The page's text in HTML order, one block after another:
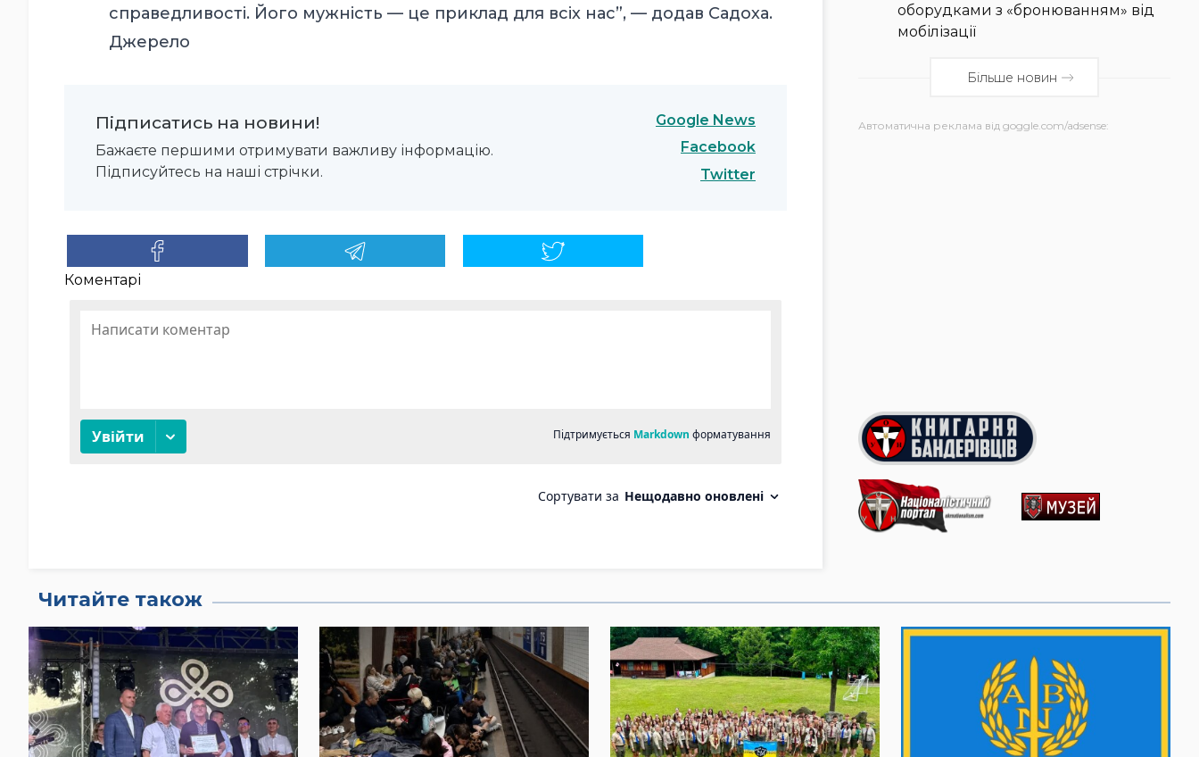
справедливості. Його мужність — це приклад для всіх нас”, — додав Садоха.
Джерело
Підписатись на новини!
Бажаєте першими отримувати важливу інформацію.
Підписуйтесь на наші стрічки.
Google News
Facebook
Twitter
Коментарі
оборудками з «бронюванням» від
мобілізації
Більше новин
Автоматична реклама від goggle.com/adsense:
Читайте також